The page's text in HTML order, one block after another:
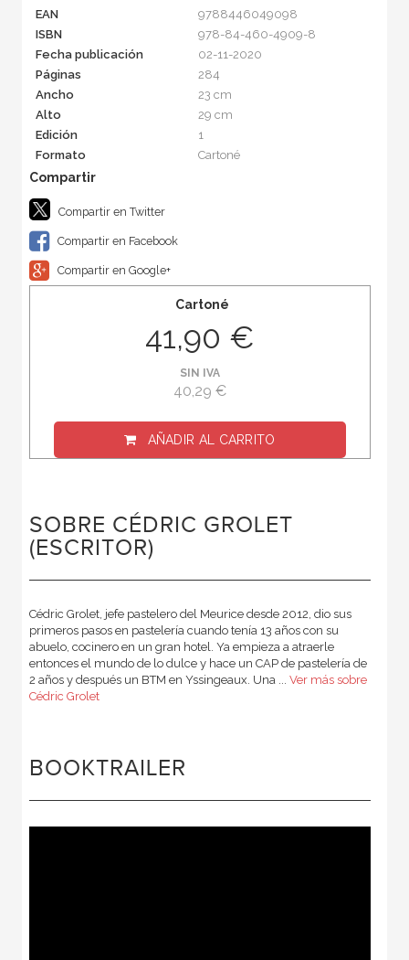
EAN
9788446049098
ISBN
978-84-460-4909-8
Fecha publicación
02-11-2020
Páginas
284
Ancho
23 cm
Alto
29 cm
Edición
1
Formato
Cartoné
Compartir en Twitter
Compartir en Facebook
Compartir en Google+
Cartoné
41,90 €
SIN IVA
40,29 €
AÑADIR AL CARRITO
SOBRE CÉDRIC GROLET
(ESCRITOR)
Cédric Grolet, jefe pastelero del Meurice desde 2012, dio sus
primeros pasos en pastelería cuando tenía 13 años con su
abuelo, cocinero en un gran hotel. Ya empieza a atraerle
entonces el mundo de lo dulce y hace un CAP de pastelería de
2 años y después un BTM en Yssingeaux. Una ... Ver más sobre
Cédric Grolet
BOOKTRAILER